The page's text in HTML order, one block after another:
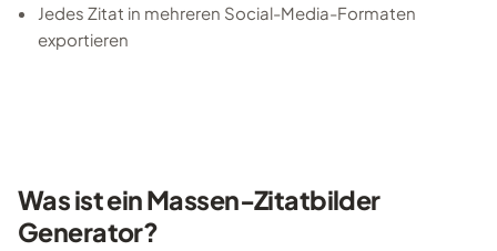
Jedes Zitat in mehreren Social-Media-Formaten
exportieren
Was ist ein Massen-Zitatbilder
Generator?